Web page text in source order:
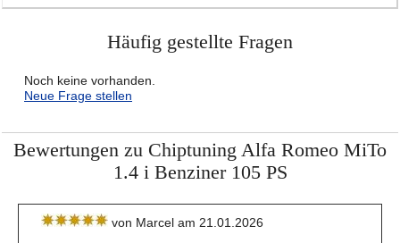
Häufig gestellte Fragen
Noch keine vorhanden.
Neue Frage stellen
Bewertungen zu Chiptuning Alfa Romeo MiTo
1.4 i Benziner 105 PS
von Marcel am 21.01.2026